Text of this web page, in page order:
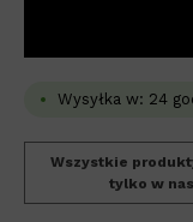
Wysyłka w: 24
Wszystkie
tylko w